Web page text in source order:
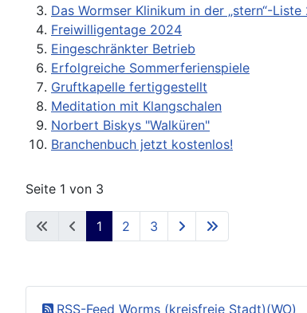
Das Wormser Klinikum in der „stern“-
Freiwilligentage 2024
Eingeschränkter Betrieb
Erfolgreiche Sommerferienspiele
Gruftkapelle fertiggestellt
Meditation mit Klangschalen
Norbert Biskys "Walküren"
Branchenbuch jetzt kostenlos!
Seite 1 von 3
1 2 3
RSS-Feed Worms (kreisfreie Stadt)(WO)